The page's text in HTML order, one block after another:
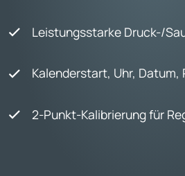
Leistungsstarke Druck-/
Kalenderstart, Uhr, Datum,
2-Punkt-Kalibrierung für